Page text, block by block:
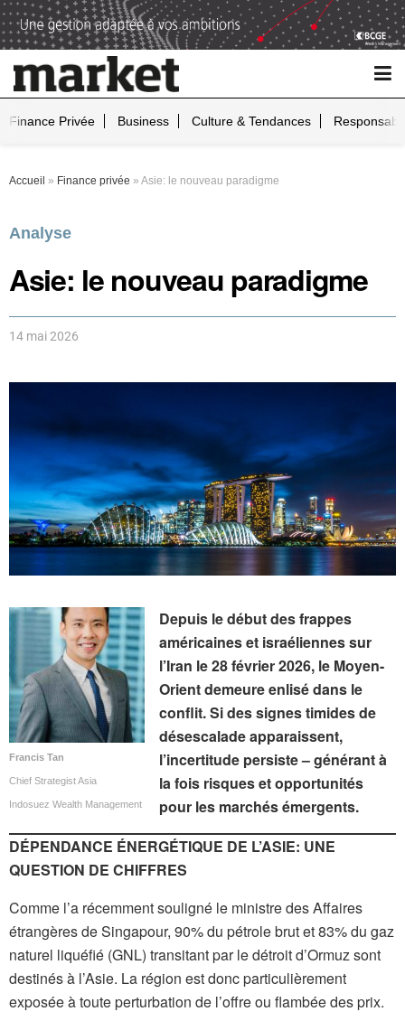
Finance Privée Business Culture & Tendances
Accueil » Finance privée » Asie: le nouveau paradigme
Analyse
Asie: le nouveau paradigme
14 mai 2026
Francis Tan
Chief Strategist Asia
Indosuez Wealth Management
Depuis le début des frappes
américaines et israéliennes sur
l’Iran le 28 février 2026, le Moyen-
Orient demeure enlisé dans le
conflit. Si des signes timides de
désescalade apparaissent,
l’incertitude persiste – générant à
la fois risques et opportunités
pour les marchés émergents.
DÉPENDANCE ÉNERGÉTIQUE DE L’ASIE: UNE
QUESTION DE CHIFFRES
Comme l’a récemment souligné le ministre des Affaires
étrangères de Singapour, 90% du pétrole brut et 83% du gaz
naturel liquéfié (GNL) transitant par le détroit d’Ormuz sont
destinés à l’Asie. La région est donc particulièrement
exposée à toute perturbation de l’offre ou flambée des prix.